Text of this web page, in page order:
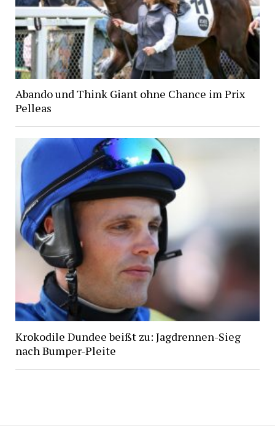
Abando und Think Giant ohne Chance im Prix
Pelleas
Krokodile Dundee beißt zu: Jagdrennen-Sieg
nach Bumper-Pleite